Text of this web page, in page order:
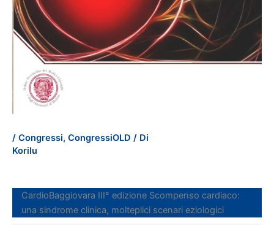
/ Congressi, CongressiOLD / Di
Korilu
CardioBaggiovara III° edizione Scompenso cardiaco:
una sindrome clinica, molteplici scenari eziologici